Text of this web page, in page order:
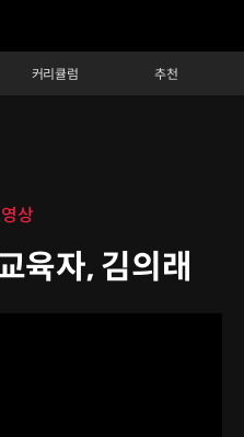
커리큘럼 추천
상
육자, 김의래